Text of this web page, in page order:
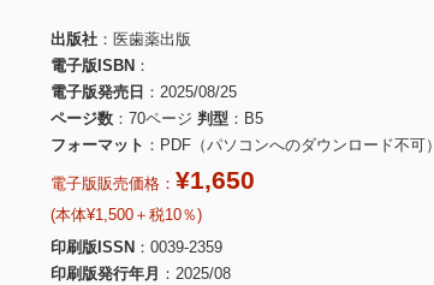
出版社
医歯薬出版
電子版ISBN
電子版発売日
2025/08/25
ページ数
70ページ 判型
B5
フォーマット
PDF（パソコンへのダウンロード不可）
電子版販売価格： ¥1,650
(本体¥1,500＋税10％)
印刷版ISSN
0039-2359
印刷版発行年月
2025/08